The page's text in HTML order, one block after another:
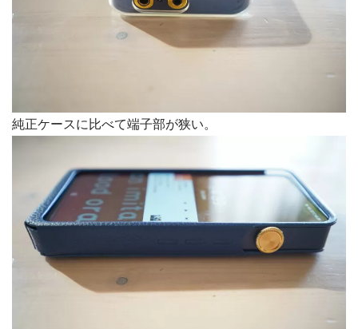
純正ケースに比べて端子部が狭い。